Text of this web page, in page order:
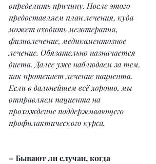
определить причину. После этого
предоставляем план лечения, куда
может входить мезотерапия,
физиолечение, медикаментозное
лечение. Обязательно назначается
диета. Далее уже наблюдаем за тем,
как протекает лечение пациента.
Если в дальнейшем всё хорошо, мы
отправляем пациента на
прохождение поддерживающего
профилактического курса.
– Бывают ли случаи, когда